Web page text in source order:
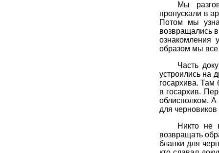
Мы
пропускали в
Потом мы
возвращались
ознакомления
образом мы
Часть
устроились на
госархива. Там
в госархив.
облисполком. А
для
Никто не
возвращать
бланки для